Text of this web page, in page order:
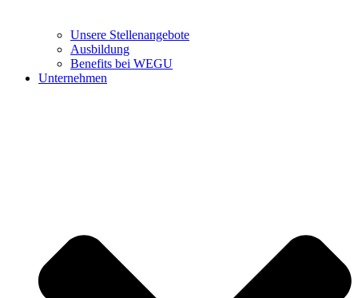
Unsere Stellenangebote
Ausbildung
Benefits bei WEGU
Unternehmen